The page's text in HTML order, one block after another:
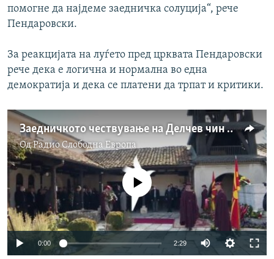
помогне да најдеме заедничка солуција“, рече
Пендаровски.
За реакцијата на луѓето пред црквата Пендаровски
рече дека е логична и нормална во една
демократија и дека се платени да трпат и критики.
Заедничкото чествување на Делчев чин на добра волја, но и повод за тензии
ОдРадио Слободна Eвропа
No media source currently available
0:00 2:29